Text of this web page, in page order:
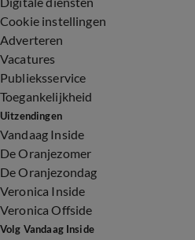
Cookie instellingen
Adverteren
Vacatures
Publieksservice
Toegankelijkheid
Uitzendingen
Vandaag Inside
De Oranjezomer
De Oranjezondag
Veronica Inside
Veronica Offside
Volg Vandaag Inside